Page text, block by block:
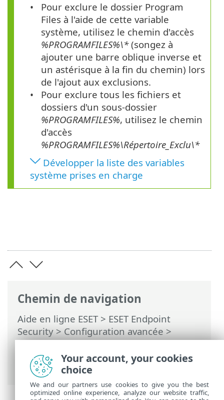
Chemin de navigation
Aide en ligne ESET> ESET Endpoint
Security>Configuration avancée>
Analyses>Exclusions>Exclusions des
performances> Format d'exclusion de
chemin
Pour exclure le dossier Program
Files à l'aide de cette variable
système, utilisez le chemin d'accès
%PROGRAMFILES%\*(songez à
ajouter une barre oblique inverse et
un astérisque à la fin du chemin) lors
de l'ajout aux exclusions.
Pour exclure tous les fichiers et
dossiers d'un sous-dossier
%PROGRAMFILES%, utilisez le chemin
d'accès
%PROGRAMFILES%\Répertoire_Exclu\*
Développer la liste des variables
système prises en charge
Your account, your cookies
choice
We and our partners use cookies to give you the best
optimized online experience, analyze our website traffic,